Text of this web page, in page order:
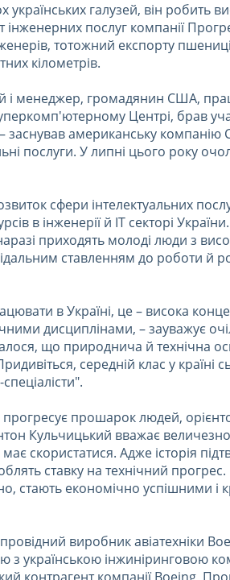
українських галузей, він робить
послуг компанії
тотожний експорту
кілометрів.
і менеджер, громадянин США,
Центрі, брав
заснував американську компанію
послуги. У липні цього року
сфери інтелектуальних
в інженерії й ІТ секторі
приходять молоді люди з
ставленням до роботи й
в Україні, це – висока
дисциплінами, – зауважує
що природнича й технічна
середній клас у країні
прогресує прошарок людей,
Кульчицький вважає
скористатися. Адже історія
ставку на технічний
стають економічно успішними і
виробник авіатехніки
з українською інжиніринговою